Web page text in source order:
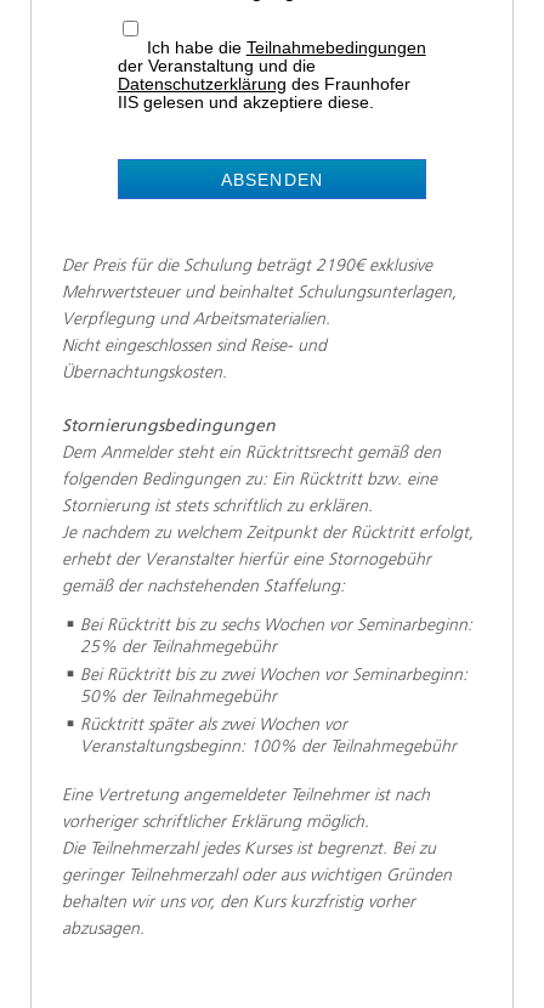
Ich habe die Teilnahmebedingungen
der Veranstaltung und die
Datenschutzerklärung des Fraunhofer
IIS gelesen und akzeptiere diese.
ABSENDEN
Der Preis für die Schulung beträgt 2190€ exklusive
Mehrwertsteuer und beinhaltet Schulungsunterlagen,
Verpflegung und Arbeitsmaterialien.
Nicht eingeschlossen sind Reise- und
Übernachtungskosten.
Stornierungsbedingungen
Dem Anmelder steht ein Rücktrittsrecht gemäß den
folgenden Bedingungen zu: Ein Rücktritt bzw. eine
Stornierung ist stets schriftlich zu erklären.
Je nachdem zu welchem Zeitpunkt der Rücktritt erfolgt,
erhebt der Veranstalter hierfür eine Stornogebühr
gemäß der nachstehenden Staffelung:
Bei Rücktritt bis zu sechs Wochen vor Seminarbeginn:
25% der Teilnahmegebühr
Bei Rücktritt bis zu zwei Wochen vor Seminarbeginn:
50% der Teilnahmegebühr
Rücktritt später als zwei Wochen vor
Veranstaltungsbeginn: 100% der Teilnahmegebühr
Eine Vertretung angemeldeter Teilnehmer ist nach
vorheriger schriftlicher Erklärung möglich.
Die Teilnehmerzahl jedes Kurses ist begrenzt. Bei zu
geringer Teilnehmerzahl oder aus wichtigen Gründen
behalten wir uns vor, den Kurs kurzfristig vorher
abzusagen.